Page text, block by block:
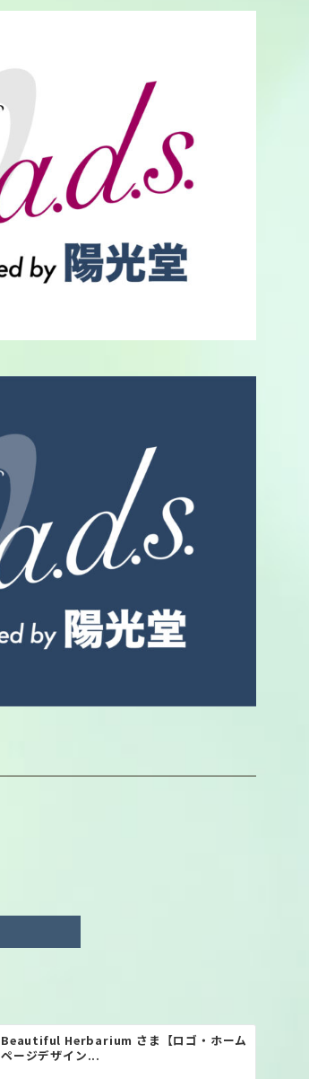
Beautiful Herbarium さま【ロゴ・ホーム
ページデザイン...